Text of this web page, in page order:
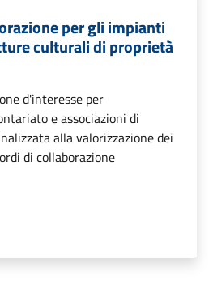
per gli impianti
culturali di proprietà
d'interesse per
e associazioni di
alla valorizzazione dei
di collaborazione